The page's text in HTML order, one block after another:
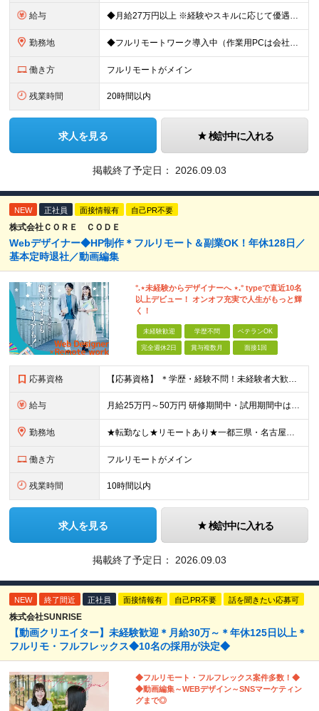
給与 ◆月給27万円以上 ※経験やスキルに応じて優遇いたします ※試用期間1ヶ月（期間中の給与・待遇に差異はございません） ※上記金額にはみなし残業代40時間分(6万円)を含み、超過分は別途支給いたします
勤務地 ◆フルリモートワーク導入中（作業用PCは会社から支給） ◆出社日を合わせてランチ会をするなど定期的に社内コミュニケーションも図っています！ 本社/東京都渋谷区渋谷3-3-5 NBF渋谷イースト ≪
働き方 フルリモートがメイン
残業時間 20時間以内
求人を見る 検討中に入れる
掲載終了予定日： 2026.09.03
NEW 正社員 面接情報有 自己PR不要
株式会社ＣＯＲＥ ＣＯＤＥ
Webデザイナー◆HP制作＊フルリモート＆副業OK！年休128日／
基本定時退社／動画編集
°.⋆未経験からデザイナーへ ⋆.° typeで直近10名
以上デビュー！ オンオフ充実で人生がもっと輝
く！
未経験歓迎 学歴不問 ベテランOK
完全週休2日 賞与複数月 面接1回
応募資格 【応募資格】 ＊学歴・経験不問！未経験者大歓迎＊ ◆未経験からWebクリエイターとして働いてみたい方 ◆第二新卒・ブランクのある方も大歓迎！ ★学歴・知識・経験は一切問いません！ ★面接は「ポート
給与 月給25万円～50万円 研修期間中・試用期間中は給与が異なります。 >>研修期間中（入社6ヶ月後）の給与 一律：月給21万円～50万円 >>試用期間中（6ヶ月）の給与 関東：月給21万円～ 関西
勤務地 ★転勤なし★リモートあり★一都三県・名古屋・関西・九州 ◎案件によって ┗完全在宅勤務（フルリモート）も可能！ ┗希望に応じて幅広い働き方やプランが選べます！ ◆本社または一都三県 （東京都・
働き方 フルリモートがメイン
残業時間 10時間以内
求人を見る 検討中に入れる
掲載終了予定日： 2026.09.03
NEW 終了間近 正社員 面接情報有 自己PR不要 話を聞きたい応募可
株式会社SUNRISE
【動画クリエイター】未経験歓迎＊月給30万～＊年休125日以上＊
フルリモ・フルフレックス◆10名の採用が決定◆
◆フルリモート・フルフレックス案件多数！◆
◆動画編集～WEBデザイン～SNSマーケティン
グまで◎